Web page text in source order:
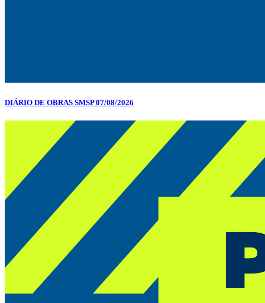
DIÁRIO DE OBRAS SMSP 07/08/2026